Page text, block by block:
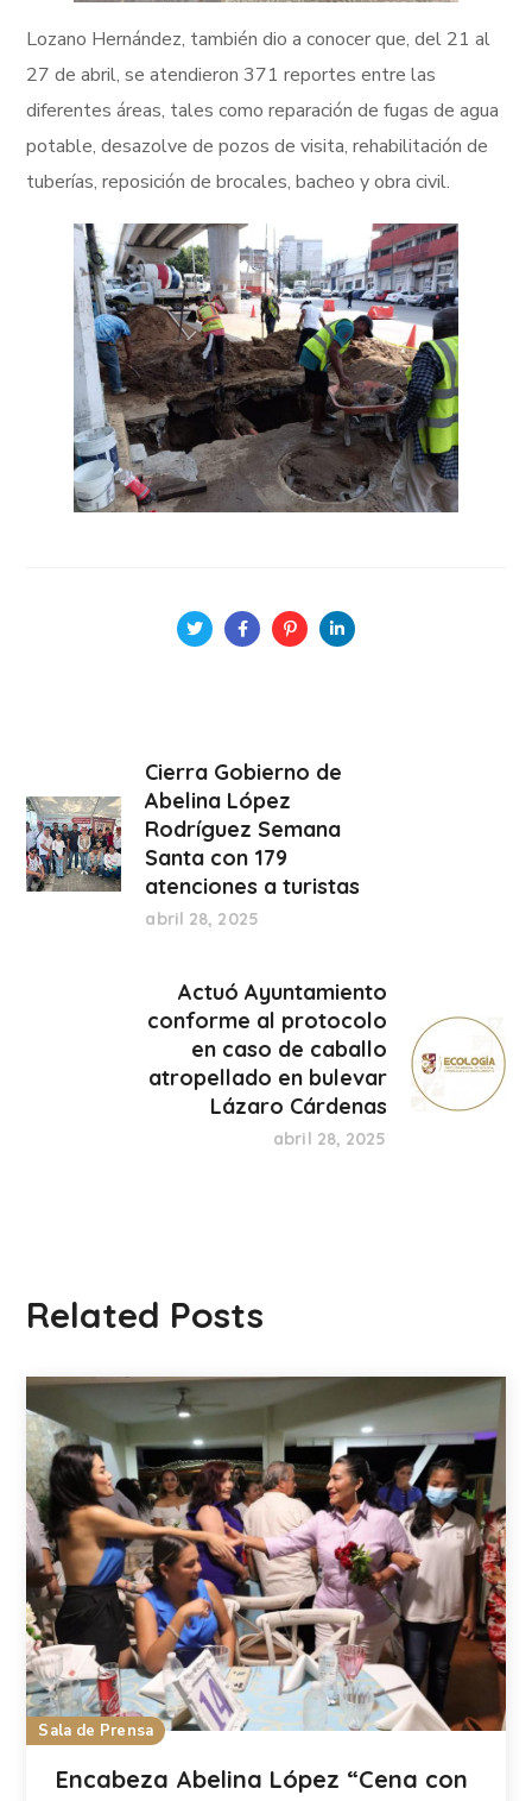
Lozano Hernández, también dio a conocer que, del 21 al
27 de abril, se atendieron 371 reportes entre las
diferentes áreas, tales como reparación de fugas de agua
potable, desazolve de pozos de visita, rehabilitación de
tuberías, reposición de brocales, bacheo y obra civil.
Cierra Gobierno de
Abelina López
Rodríguez Semana
Santa con 179
atenciones a turistas
abril 28, 2025
Actuó Ayuntamiento
conforme al protocolo
en caso de caballo
atropellado en bulevar
Lázaro Cárdenas
abril 28, 2025
Related Posts
Sala de Prensa
Encabeza Abelina López “Cena con